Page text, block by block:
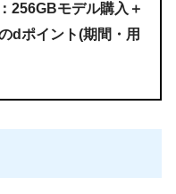
256GBモデル購入＋
dポイント(期間・用